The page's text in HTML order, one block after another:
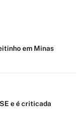
em Minas
e é criticada